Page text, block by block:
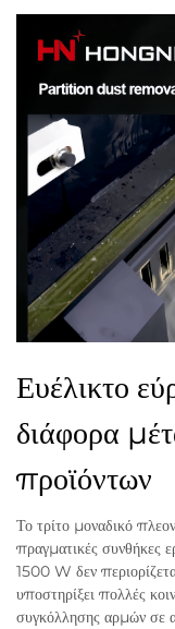
Ευέλικτο
διάφορα
προϊόντων
Το τρίτο μοναδικό
πραγματικές συνθήκες
1500 W δεν
υποστηρίξει πολλές
συγκόλλησης αρμών σε